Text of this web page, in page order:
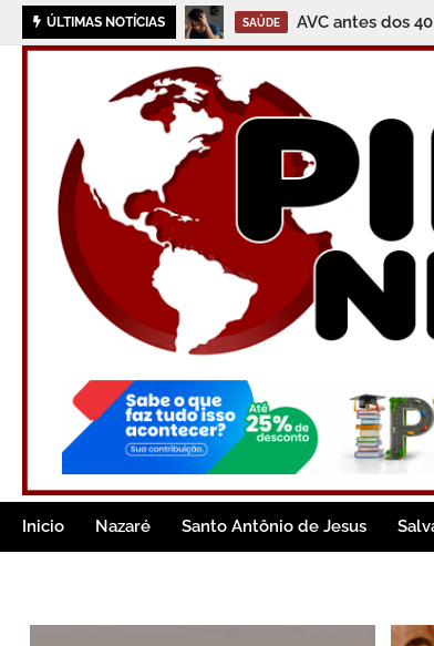
ÚLTIMAS NOTÍCIAS SAÚDE AVC antes dos
Inicio Nazaré Santo Antônio de Jesus